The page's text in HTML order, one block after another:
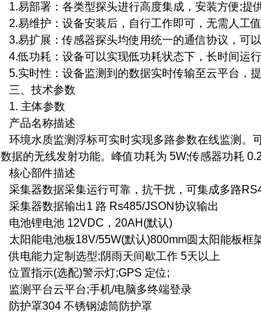
部署：各类型探头进行高度集成，安装方便;提
维护：设备安装后，自行工作即可，无需人工值
扩展：传感器探头均使用统一的通信协议，可以
功耗：设备可以实现低功耗状态下，长时间运行
时性：设备监测到的数据实时传输至云平台，提
技术参数
主体参数
名称描述
水质监测浮标可实时实现多路参数在线监测。可
据的无线发射功能。峰值功耗为 5W;传感器功耗
部件描述
器数据采集运行可靠，抗干扰，可集成多路
器数据输出1 路 Rs485/JSON协议输出
锂电池 12VDC，20AH(默认)
能电池板18V/55W(默认)800mm圆太阳能板框
能力定制选型;阴雨天间歇工作 5天以上
指示(选配)警示灯;GPS 定位;
平台云平台;手机/电脑多终端登录
罩304 不锈钢滤筒防护罩